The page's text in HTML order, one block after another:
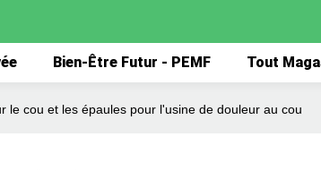
Bien-Être Futur - PEMF Tout
cou et les épaules pour l'usine de douleur au cou